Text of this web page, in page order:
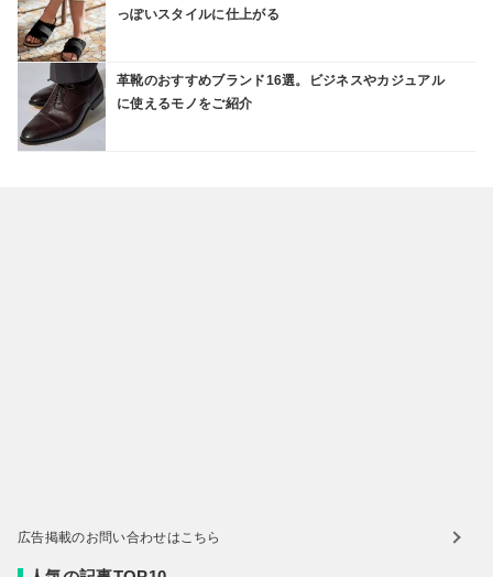
っぽいスタイルに仕上がる
革靴のおすすめブランド16選。ビジネスやカジュアル
に使えるモノをご紹介
広告掲載のお問い合わせはこちら